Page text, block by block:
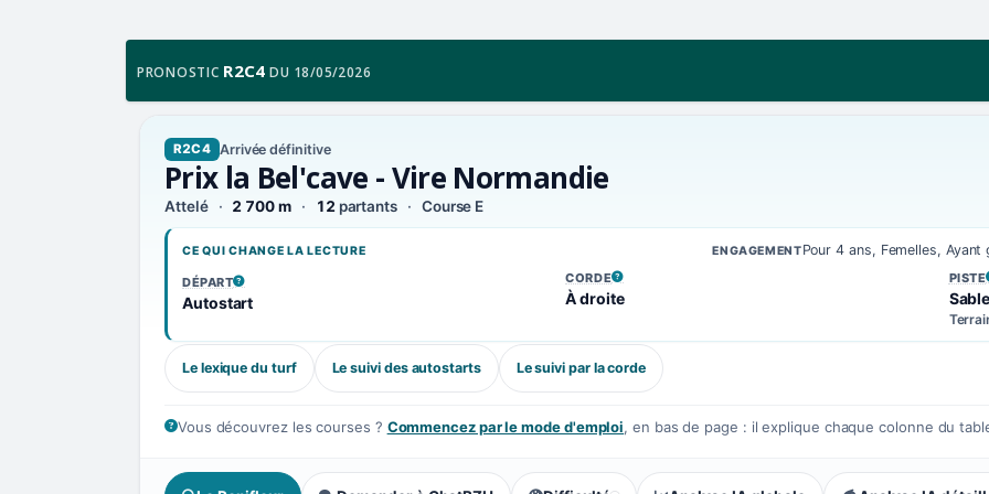
PRONOSTIC R2C4 DU 18/05/2026
R2C4 Arrivée définitive
Prix la Bel'cave - Vire Normandie
Attelé 2 700 m 12 partants Course E
CE QUI CHANGE LA LECTURE ENGAGEMENTPour 4 ans, Femelles,
DÉPART
, VOIR LA DÉFINITION
Autostart
CORDE
, VOIR LA DÉFINITION
À droite
PISTE
,
Le lexique du turf Le suivi des autostarts Le suivi par la corde
Vous découvrez les courses ? Commencez par le mode d'emploi, en bas de page : il explique chaque colonne du